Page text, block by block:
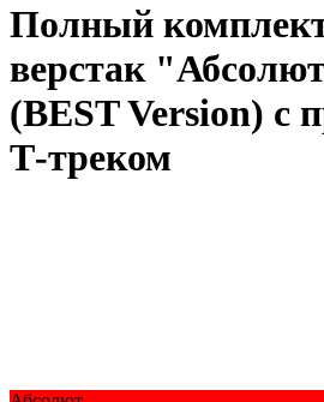
Полный
верстак
(BEST Version) с
Т-треком